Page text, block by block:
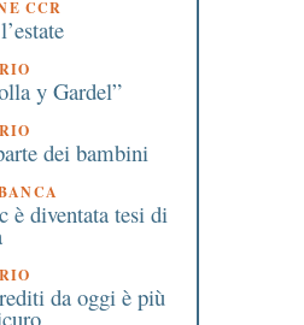
CCR
y Gardel”
dei bambini
è diventata tesi di
da oggi è più